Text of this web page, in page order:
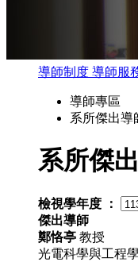
導師制度 導師服
導師專區
系所傑出導
系所傑
檢視學年度 ：
傑出導師
鄭恪亭 教授
光電科學與工程